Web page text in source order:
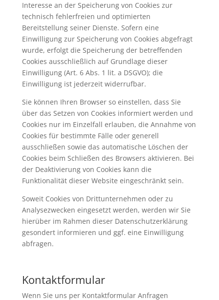
Interesse an der Speicherung von Cookies zur
technisch fehlerfreien und optimierten
Bereitstellung seiner Dienste. Sofern eine
Einwilligung zur Speicherung von Cookies abgefragt
wurde, erfolgt die Speicherung der betreffenden
Cookies ausschließlich auf Grundlage dieser
Einwilligung (Art. 6 Abs. 1 lit. a DSGVO); die
Einwilligung ist jederzeit widerrufbar.
Sie können Ihren Browser so einstellen, dass Sie
über das Setzen von Cookies informiert werden und
Cookies nur im Einzelfall erlauben, die Annahme von
Cookies für bestimmte Fälle oder generell
ausschließen sowie das automatische Löschen der
Cookies beim Schließen des Browsers aktivieren. Bei
der Deaktivierung von Cookies kann die
Funktionalität dieser Website eingeschränkt sein.
Soweit Cookies von Drittunternehmen oder zu
Analysezwecken eingesetzt werden, werden wir Sie
hierüber im Rahmen dieser Datenschutzerklärung
gesondert informieren und ggf. eine Einwilligung
abfragen.
Kontaktformular
Wenn Sie uns per Kontaktformular Anfragen